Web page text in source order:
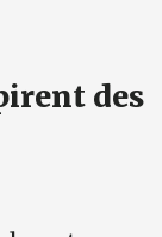
des